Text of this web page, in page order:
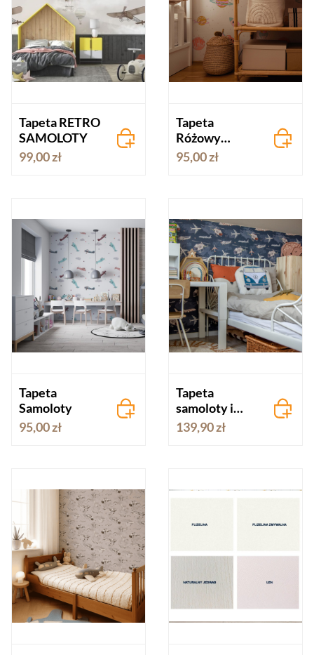
Tapeta RETRO
SAMOLOTY
99,00 zł
Tapeta
Różowy
kosmos
95,00 zł
Tapeta
Samoloty
95,00 zł
Tapeta
samoloty i
helikoptery
granat
139,90 zł